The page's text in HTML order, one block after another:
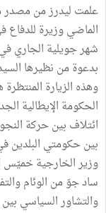
علمت ليدرز من مصدر
الماضي وزيرة
شهر جويلية الجاري
بدعوة من نظيرها
وهذه الزيارة
الحكومة الإيطالية
ائتلاف بين حركة
وزير الخارجية خميّس
ساد جوّ من الوئام
والتشاور السياسي بين